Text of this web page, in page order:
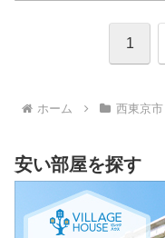
1
ホーム 西東京市
安い部屋を探す